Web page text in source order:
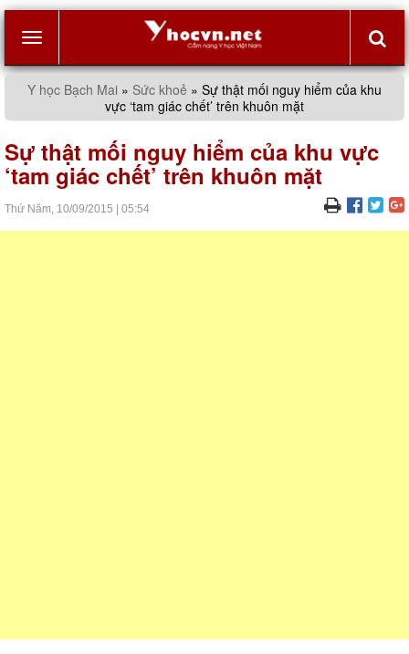
Y học Bạch Mai » Sức khoẻ » Sự thật mối nguy hiểm của khu
vực ‘tam giác chết’ trên khuôn mặt
Sự thật mối nguy hiểm của khu vực
‘tam giác chết’ trên khuôn mặt
Thứ Năm, 10/09/2015 05:54